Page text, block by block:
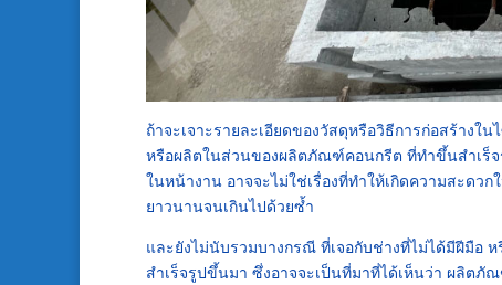
ถ้าจะเจาะรายละเอียดของวัสดุหรือวิธีการก่อสร้าง
หรือผลิตในส่วนของผลิตภัณฑ์คอนกรีต ที่ทำขึ้นสำเร็จ
ในหน้างาน อาจจะไม่ใช่เรื่องที่ทำให้เกิดความสะดว
ยาวนานจนเกินไปด้วยซ้ำ
และยังไม่นับรวมบางกรณี ที่เจอกับช่างที่ไม่ได้มีฝีมือ
สำเร็จรูปขึ้นมา ซึ่งอาจจะเป็นที่มาที่ได้เห็นว่า ผลิตภั